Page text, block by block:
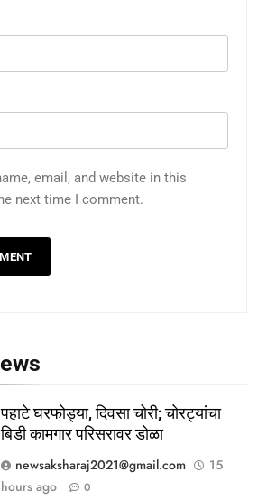
email, and website in this
next time I comment.
पहाटे घरफोड्या, दिवसा चोरी; चोरट्यांचा
बिडी कामगार परिसरावर डोळा
newsaksharaj2021@gmail.com
15
hours ago
0